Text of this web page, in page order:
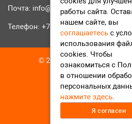
Почта: info@tvr24.tv
Телефон: +7 (496) 551-04-95
© 2016-2023 ТВР24 Все
работы сайта.
нашем сайте, вы
соглашаетесь с
использования
cookies. Чтобы
ознакомиться с
в отношении
персональных
нажмите здесь.
Я согласен